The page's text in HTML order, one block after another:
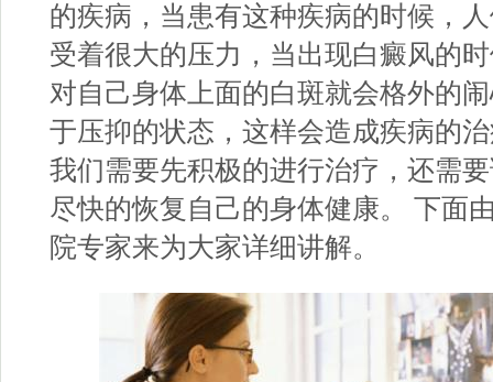
的疾病，当患有这种疾病的时候，
受着很大的压力，当出现白癜风的
对自己身体上面的白斑就会格外的
于压抑的状态，这样会造成疾病的
我们需要先积极的进行治疗，还需
尽快的恢复自己的身体健康。 下面
院专家来为大家详细讲解。